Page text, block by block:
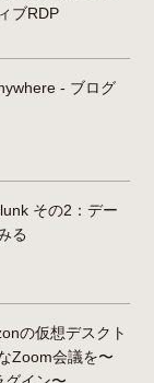
ブRDP
- ブログ
その2：デー
る
の仮想デスクト
Zoom会議を〜